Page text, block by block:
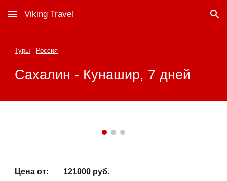
Skip to main content Skip to navigation
Viking Travel
Туры - Россия
Сахалин - Кунашир, 7 дней
Цена от: 121000 руб.